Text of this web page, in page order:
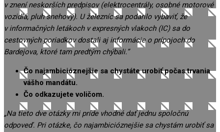
v znení neskorších predpisov (elektrocentrály, osobné motorové
vozidlá, pluh snehový). U železníc sa podarilo vybaviť, že
v informačných letákoch v expresných vlakoch (IC) sa do
cestovných poriadkov dostali aj informácie o prípojoch do
Bardejova, ktoré tam predtým chýbali.”
Čo najambicióznejšie sa chystáte urobiť počas trvania
vášho mandátu.
Čo odkazujete voličom.
„Na tieto dve otázky mi príde vhodné dať jednu spoločnú
odpoveď. Pri otázke, čo najambicióznejšie sa chystám urobiť sa